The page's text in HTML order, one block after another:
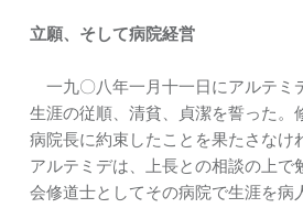
立願、そして病院経営
一九〇八年一月十一日にアルテミ
生涯の従順、清貧、貞潔を誓った。
病院長に約束したことを果たさなけ
アルテミデは、上長との相談の上で
会修道士としてその病院で生涯を病